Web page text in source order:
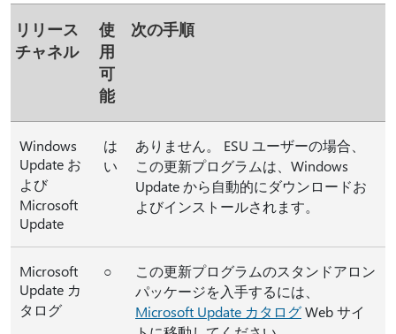
リリース
チャネル
使
用
可
能
次の手順
Windows
Update お
よび
Microsoft
Update
は
い
ありません。 ESU ユーザーの場合、
この更新プログラムは、Windows
Update から自動的にダウンロードお
よびインストールされます。
Microsoft
Update カ
タログ
○
この更新プログラムのスタンドアロン
パッケージを入手するには、
Microsoft Update カタログWeb サイ